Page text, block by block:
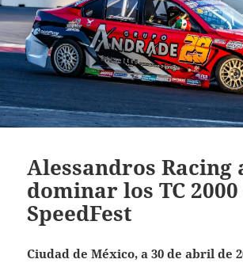
Alessandros Racing
dominar los TC
SpeedFest
Ciudad de México, a 30 de abril de